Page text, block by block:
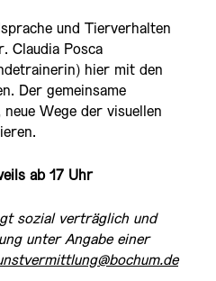
und Tierverhalten
Claudia Posca
hier mit den
Der gemeinsame
Wege der visuellen
ab 17 Uhr
sozial verträglich und
unter Angabe einer